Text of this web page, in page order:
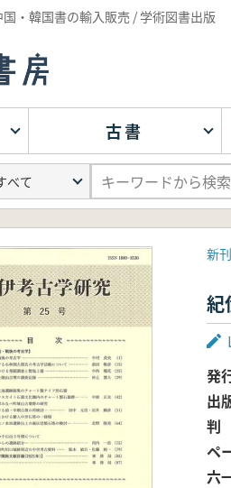
・韓国書の輸入販売 / 学術図書出版
古書
新刊
発
出
判
ペ
六